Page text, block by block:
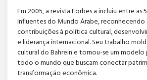
Em 2005, a revista Forbes a incluiu entre as
Influentes do Mundo Árabe, reconhecendo
contribuições à política cultural,
e liderança internacional. Seu trabalho
cultural do Bahrein e tornou-se um modelo
todo o mundo que buscam conectar
transformação econômica.